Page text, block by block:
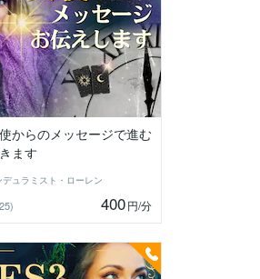
からのメッセージで進む
ます
デュラミスト・ローレン
400円/分